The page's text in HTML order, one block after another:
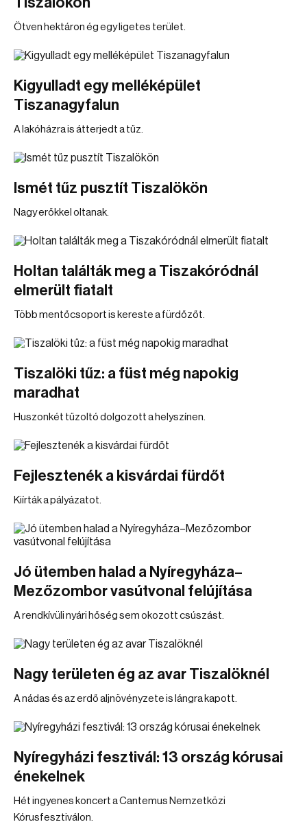
Ötven hektáron ég egy ligetes terület.
Kigyulladt egy melléképület
Tiszanagyfalun
A lakóházra is átterjedt a tűz.
Ismét tűz pusztít Tiszalökön
Nagy erőkkel oltanak.
Holtan találták meg a Tiszakóródnál
elmerült fiatalt
Több mentőcsoport is kereste a fürdőzőt.
Tiszalöki tűz: a füst még napokig
maradhat
Huszonkét tűzoltó dolgozott a helyszínen.
Fejlesztenék a kisvárdai fürdőt
Kiírták a pályázatot.
Jó ütemben halad a Nyíregyháza–
Mezőzombor vasútvonal felújítása
A rendkívüli nyári hőség sem okozott csúszást.
Nagy területen ég az avar Tiszalöknél
A nádas és az erdő aljnövényzete is lángra kapott.
Nyíregyházi fesztivál: 13 ország kórusai
énekelnek
Hét ingyenes koncert a Cantemus Nemzetközi
Kórusfesztiválon.